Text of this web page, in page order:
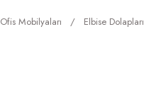
Ofis Mobilyaları Elbise Dolapları